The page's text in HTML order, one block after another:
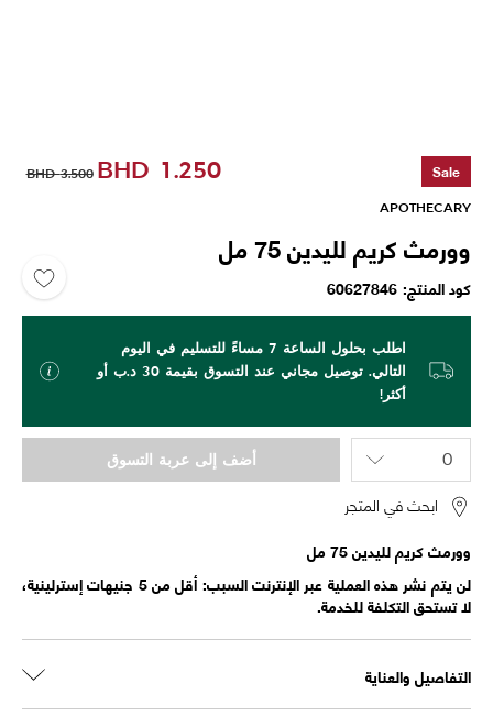
Sale
BHD 1.250
BHD3.500
APOTHECARY
وورمث كريم لليدين 75 مل
كود المنتج 60627846
اطلب بحلول الساعة 7 مساءً للتسليم في اليوم
التالي. توصيل مجاني عند التسوق بقيمة 30 د.ب أو
أكثر!
أضف إلى عربة التسوق
ابحث في المتجر
وورمث كريم لليدين 75 مل
لن يتم نشر هذه العملية عبر الإنترنت السبب: أقل من 5 جنيهات إسترلينية،
لا تستحق التكلفة للخدمة.
التفاصيل والعناية